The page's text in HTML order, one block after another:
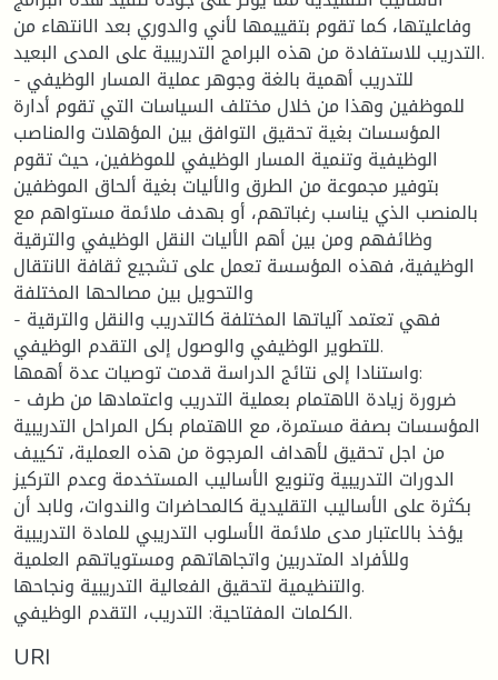
وفاعليتها، كما تقوم بتقييمها لأني والدوري بعد الانتهاء من
التدريب للاستفادة من هذه البرامج التدريبية على المدى البعيد.
- للتدريب أهمية بالغة وجوهر عملية المسار الوظيفي
للموظفين وهذا من خلال مختلف السياسات التي تقوم أدارة
المؤسسات بغية تحقيق التوافق بين المؤهلات والمناصب
الوظيفية وتنمية المسار الوظيفي للموظفين، حيث تقوم
بتوفير مجموعة من الطرق والأليات بغية ألحاق الموظفين
بالمنصب الذي يناسب رغباتهم، أو بهدف ملائمة مستواهم مع
وظائفهم ومن بين أهم الأليات النقل الوظيفي والترقية
الوظيفية، فهذه المؤسسة تعمل على تشجيع ثقافة الانتقال
والتحويل بين مصالحها المختلفة
- فهي تعتمد آلياتها المختلفة كالتدريب والنقل والترقية
للتطوير الوظيفي والوصول إلى التقدم الوظيفي.
واستنادا إلى نتائج الدراسة قدمت توصيات عدة أهمها:
- ضرورة زيادة الاهتمام بعملية التدريب واعتمادها من طرف
المؤسسات بصفة مستمرة، مع الاهتمام بكل المراحل التدريبية
من اجل تحقيق لأهداف المرجوة من هذه العملية، تكييف
الدورات التدريبية وتنويع الأساليب المستخدمة وعدم التركيز
بكثرة على الأساليب التقليدية كالمحاضرات والندوات، ولابد أن
يؤخذ بالاعتبار مدى ملائمة الأسلوب التدريبي للمادة التدريبية
وللأفراد المتدربين واتجاهاتهم ومستوياتهم العلمية
والتنظيمية لتحقيق الفعالية التدريبية ونجاحها.
الكلمات المفتاحية: التدريب، التقدم الوظيفي.
URI